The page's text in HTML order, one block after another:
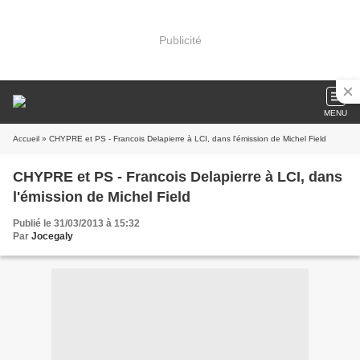
Publicité
MENU
Accueil » CHYPRE et PS - Francois Delapierre à LCI, dans l'émission de Michel Field
CHYPRE et PS - Francois Delapierre à LCI, dans
l'émission de Michel Field
Publié le 31/03/2013 à 15:32
Par Jocegaly